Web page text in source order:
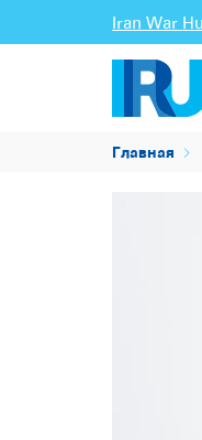
Iran War
Главная